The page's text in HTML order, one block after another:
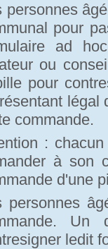
personnes
pour
ad
ou
pour
légal
commande.
:
à son
d'une
personnes
Un
ledit